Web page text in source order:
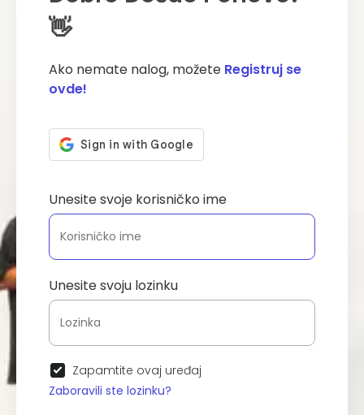
👋
Ako nemate nalog, možete Registruj se
ovde!
Unesite svoje korisničko ime
Unesite svoju lozinku
Zapamtite ovaj uređaj
Zaboravili ste lozinku?